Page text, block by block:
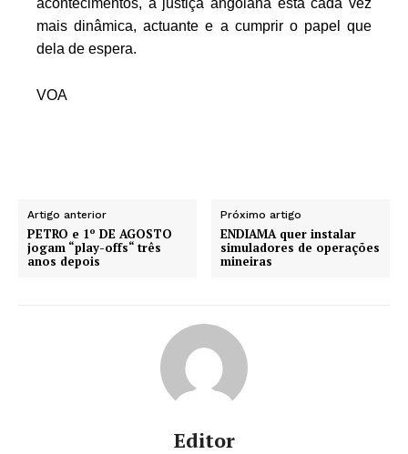
acontecimentos, a justiça angolana está cada vez
mais dinâmica, actuante e a cumprir o papel que
dela de espera.
VOA
Artigo anterior
PETRO e 1º DE AGOSTO
jogam “play-offs“ três
anos depois
Próximo artigo
ENDIAMA quer instalar
simuladores de operações
mineiras
Editor